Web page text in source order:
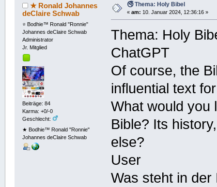
★ Ronald Johannes
deClaire Schwab
⭐️ Bodhie™ Ronald "Ronnie"
Johannes deClaire Schwab
Administrator
Jr. Mitglied
Beiträge: 84
Karma: +0/-0
Geschlecht:
★ Bodhie™ Ronald "Ronnie"
Johannes deClaire Schwab
🚭 Thema: Holy Bibel
« am: 10. Januar 2024, 12:36:16 »
Thema: Holy
ChatGPT
Of course, the
influential text
What would you
Bible? Its
else?
User
Was steht in der